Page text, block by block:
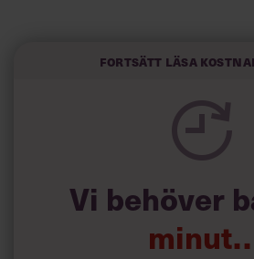
och höjt arbetsglädjen på Google:
Fortsätt läsa
Vi behöver